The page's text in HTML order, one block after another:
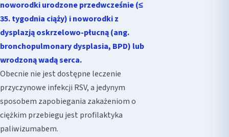
noworodki urodzone przedwcześnie (≤
35. tygodnia ciąży) i noworodki z
dysplazją oskrzelowo-płucną (ang.
bronchopulmonary dysplasia, BPD) lub
wrodzoną wadą serca.
Obecnie nie jest dostępne leczenie
przyczynowe infekcji RSV, a jedynym
sposobem zapobiegania zakażeniom o
ciężkim przebiegu jest profilaktyka
paliwizumabem.